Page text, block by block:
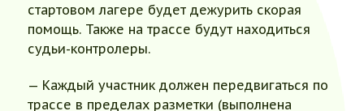
стартовом лагере будет дежурить скорая
помощь. Также на трассе будут находиться
судьи-контролеры.
— Каждый участник должен передвигаться по
трассе в пределах разметки (выполнена